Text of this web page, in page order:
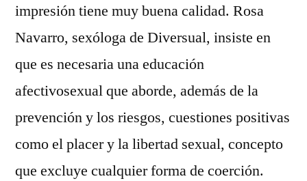
impresión tiene muy buena calidad. Rosa
Navarro, sexóloga de Diversual, insiste en
que es necesaria una educación
afectivosexual que aborde, además de la
prevención y los riesgos, cuestiones positivas
como el placer y la libertad sexual, concepto
que excluye cualquier forma de coerción.